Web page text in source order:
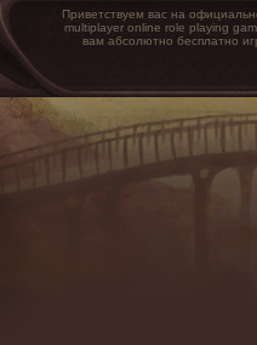
Приветствуем вас на
multiplayer online role playing
вам абсолютно бесплатно